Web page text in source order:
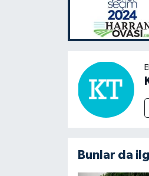
Bunlar da